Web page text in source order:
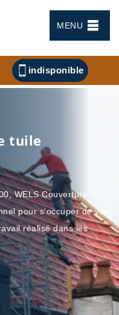
MENU
indisponible
tuile
WELS Couverture
pour s'occuper de vos
réalisé dans les